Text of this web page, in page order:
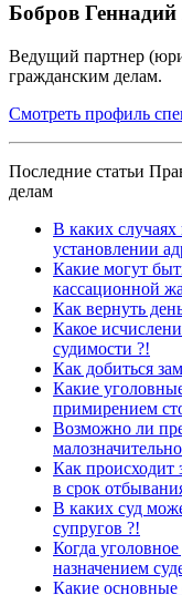
Бобров Геннадий
Ведущий партнер
гражданским делам.
Смотреть профиль
Последние статьи
делам
В каких случаях
установлении
Какие могут
кассационной
Как вернуть
Какое
судимости ?!
Как добиться
Какие
примирением
Возможно ли
Как происходит
в срок
В каких суд
супругов ?!
Когда
назначением
Какие